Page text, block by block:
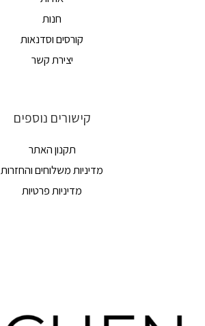
חנות
קורסים וסדנאות
יצירת קשר
קישורים נוספים
תקנון האתר
מדיניות משלוחים והחזרות
מדיניות פרטיות